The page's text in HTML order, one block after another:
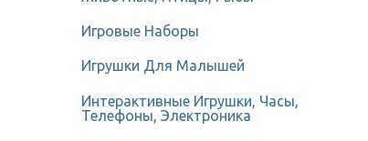
Игровые Наборы
Игрушки Для Малышей
Интерактивные Игрушки, Часы,
Телефоны, Электроника